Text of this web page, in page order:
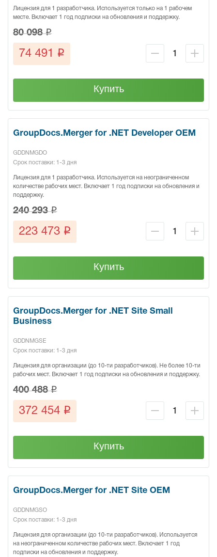
Лицензия для 1 разработчика. Используется только на 1 рабочем
месте. Включает 1 год подписки на обновления и поддержку.
80 098q
74 491 q
Купить
GroupDocs.Merger for .NET Developer OEM
GDDNMGDO
Срок поставки: 1-3 дня
Лицензия для 1 разработчика. Используется на неограниченном
количестве рабочих мест. Включает 1 год подписки на обновления и
поддержку.
240 293q
223 473 q
Купить
GroupDocs.Merger for .NET Site Small
Business
GDDNMGSE
Срок поставки: 1-3 дня
Лицензия для организации (до 10-ти разработчиков). Не более 10-ти
рабочих мест. Включает 1 год подписки на обновления и поддержку.
400 488q
372 454 q
Купить
GroupDocs.Merger for .NET Site OEM
GDDNMGSO
Срок поставки: 1-3 дня
Лицензия для организации (до 10-ти разработчиков). Используется
на неограниченном количестве рабочих мест. Включает 1 год
подписки на обновления и поддержку.